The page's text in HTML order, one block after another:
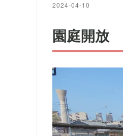
2024-04-10
園庭開放